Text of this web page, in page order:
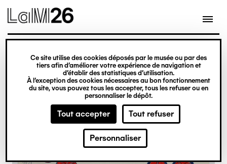
Gestion des cookies
Ce site utilise des cookies déposés par le musée ou par des
tiers afin d’améliorer votre expérience de navigation et
d’établir des statistiques d’utilisation.
À l’exception des cookies nécessaires au bon fonctionnement
du site, vous pouvez tous les accepter, tous les refuser ou en
personnaliser le dépôt.
Tout accepter Tout refuser
Personnaliser
contenu